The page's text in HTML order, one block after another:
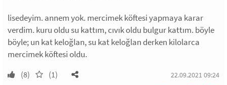
lisedeyim. annem yok. mercimek köftesi yapmaya karar
verdim. kuru oldu su kattım, cıvık oldu bulgur kattım. böyle
böyle; un kat keloğlan, su kat keloğlan derken kilolarca
mercimek köftesi oldu.
(8) (1) 22.09.2021 09:24